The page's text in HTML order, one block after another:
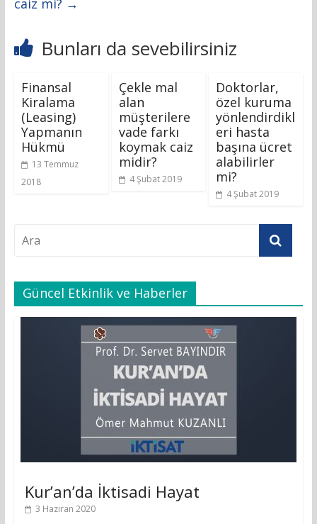
caiz mi? →
Bunları da sevebilirsiniz
Finansal
Kiralama
(Leasing)
Yapmanın
Hükmü
13 Temmuz
2018
Çekle mal
alan
müşterilere
vade farkı
koymak caiz
midir?
4 Şubat 2019
Doktorlar,
özel kuruma
yönlendirdikl
eri hasta
başına ücret
alabilirler
mi?
4 Şubat 2019
Güncel Etkinlik ve Haberler
Kur’an’da İktisadi Hayat
3 Haziran 2020